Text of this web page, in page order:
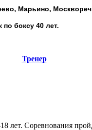
Марьино,
боксу 40 лет.
Тренер
Соревнования